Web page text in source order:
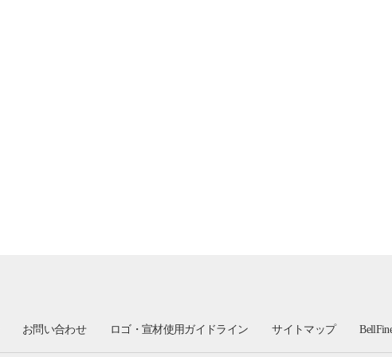
お問い合わせ ロゴ・宣材使用ガイドライン サイトマップ